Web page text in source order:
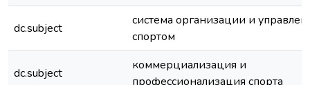
dc.subject
система организации и
спортом
dc.subject
коммерциализация и
профессионализация спорта